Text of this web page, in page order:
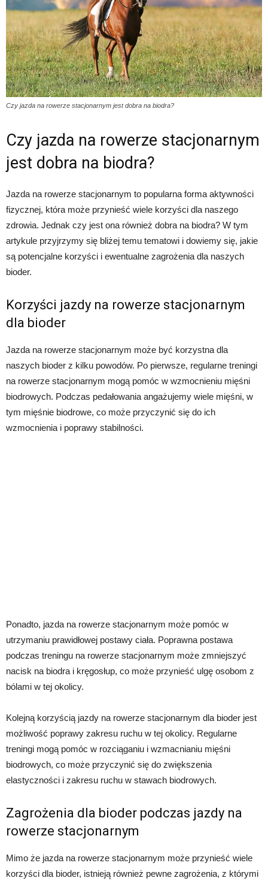
Czy jazda na rowerze stacjonarnym jest dobra na biodra?
Czy jazda na rowerze stacjonarnym
jest dobra na biodra?
Jazda na rowerze stacjonarnym to popularna forma aktywności
fizycznej, która może przynieść wiele korzyści dla naszego
zdrowia. Jednak czy jest ona również dobra na biodra? W tym
artykule przyjrzymy się bliżej temu tematowi i dowiemy się, jakie
są potencjalne korzyści i ewentualne zagrożenia dla naszych
bioder.
Korzyści jazdy na rowerze stacjonarnym
dla bioder
Jazda na rowerze stacjonarnym może być korzystna dla
naszych bioder z kilku powodów. Po pierwsze, regularne treningi
na rowerze stacjonarnym mogą pomóc w wzmocnieniu mięśni
biodrowych. Podczas pedałowania angażujemy wiele mięśni, w
tym mięśnie biodrowe, co może przyczynić się do ich
wzmocnienia i poprawy stabilności.
Ponadto, jazda na rowerze stacjonarnym może pomóc w
utrzymaniu prawidłowej postawy ciała. Poprawna postawa
podczas treningu na rowerze stacjonarnym może zmniejszyć
nacisk na biodra i kręgosłup, co może przynieść ulgę osobom z
bólami w tej okolicy.
Kolejną korzyścią jazdy na rowerze stacjonarnym dla bioder jest
możliwość poprawy zakresu ruchu w tej okolicy. Regularne
treningi mogą pomóc w rozciąganiu i wzmacnianiu mięśni
biodrowych, co może przyczynić się do zwiększenia
elastyczności i zakresu ruchu w stawach biodrowych.
Zagrożenia dla bioder podczas jazdy na
rowerze stacjonarnym
Mimo że jazda na rowerze stacjonarnym może przynieść wiele
korzyści dla bioder, istnieją również pewne zagrożenia, z którymi